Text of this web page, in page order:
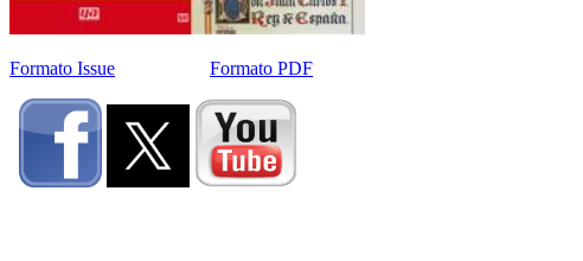
Formato Issue Formato PDF